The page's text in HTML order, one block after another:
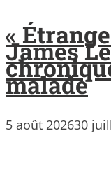
«
James
malade
5 août 202630